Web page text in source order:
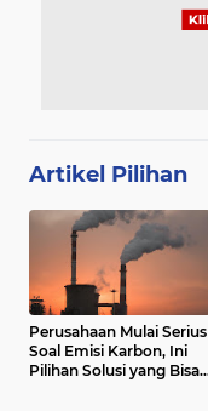
Artikel Pilihan
Perusahaan Mulai Serius
Soal Emisi Karbon, Ini
Pilihan Solusi yang Bisa